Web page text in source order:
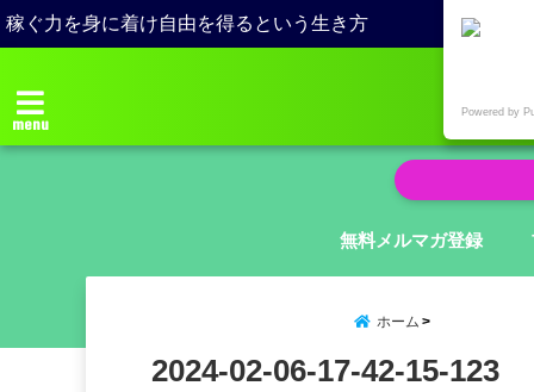
稼ぐ力を身に着け自由を得るという生き方
menu
無料メルマガ登録
ホーム
2024-02-06-17-42-15-123
Powered by